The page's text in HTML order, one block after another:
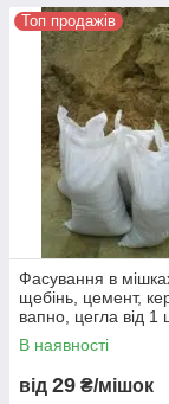
Топ продажів
Фасування в
щебінь, цемент,
вапно, цегла від 1
В наявності
від 29 ₴/мішок